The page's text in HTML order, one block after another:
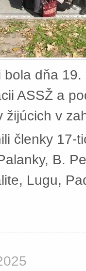
bola dňa
ASSŽ a
žijúcich v
členky 17-
B.
Lugu,